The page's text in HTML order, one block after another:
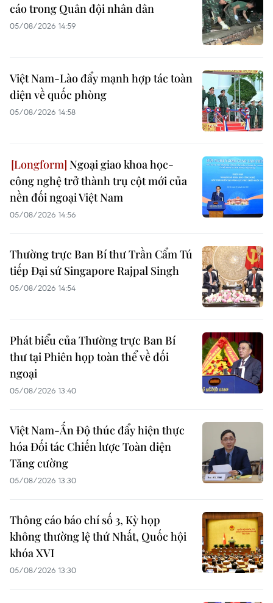
cáo trong Quân đội nhân dân
05/08/2026 14:59
Việt Nam-Lào đẩy mạnh hợp tác toàn
diện về quốc phòng
05/08/2026 14:58
Ngoại giao khoa học-
công nghệ trở thành trụ cột mới của
nền đối ngoại Việt Nam
05/08/2026 14:56
Thường trực Ban Bí thư Trần Cẩm Tú
tiếp Đại sứ Singapore Rajpal Singh
05/08/2026 14:54
Phát biểu của Thường trực Ban Bí
thư tại Phiên họp toàn thể về đối
ngoại
05/08/2026 13:40
Việt Nam-Ấn Độ thúc đẩy hiện thực
hóa Đối tác Chiến lược Toàn diện
Tăng cường
05/08/2026 13:30
Thông cáo báo chí số 3, Kỳ họp
không thường lệ thứ Nhất, Quốc hội
khóa XVI
05/08/2026 13:30